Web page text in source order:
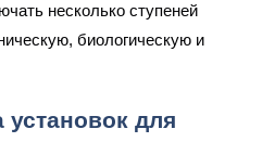
несколько ступеней
биологическую и
для